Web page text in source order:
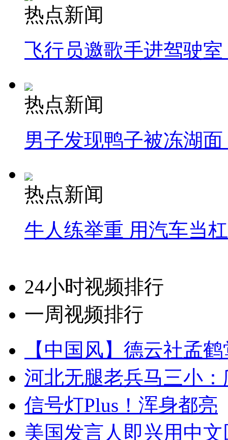
热点新闻
飞行员邀歌手进驾驶
热点新闻
男子发现鸭子被冻湖
热点新闻
牛人练举重 用汽车当
24小时视频排行
一周视频排行
【中国风】德云社孟
河北无腿老兵马三小
信号灯Plus！浑身都亮
美国发言人即兴用中